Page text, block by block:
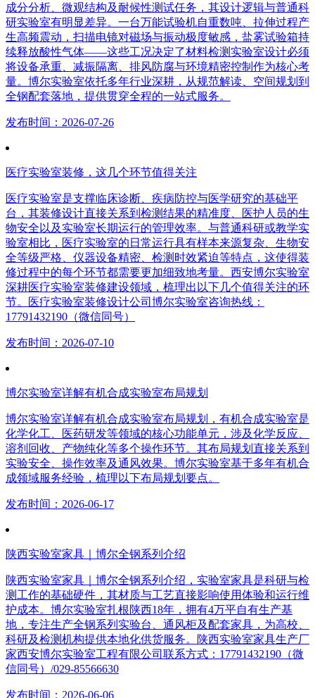
成分分析、微观结构及耐候性测试任务，其设计逻辑与普通科
研实验室有明显差异。一台万能试验机自重数吨、拉伸过程产
生高频震动，扫描电镜对磁场与振动极度敏感，盐雾试验箱持
续释放酸性气体——这些工况决定了材料检测实验室设计必须
将设备承重、减振隔离、排风防腐与环境精密控制作为核心考
量。博尔实验室依托多年行业深耕，从规范解读、空间规划到
全钢配套落地，提供贯穿全程的一站式服务。
发布时间：2026-07-26
医疗实验室装修，这几个环节值得关注
医疗实验室是支撑临床诊断、疾病防控与医学研究的基础平
台，其装修设计直接关系到检测结果的精准度、医护人员的生
物安全以及实验室长期运行的管理效率。与普通科研或教学实
验室相比，医疗实验室的日常运行具有样本来源复杂、生物安
全等级严格、仪器设备精密、检测时效紧迫等特点，这使得装
修过程中的每个环节都需要更加细致地考量。西安博尔实验室
深耕医疗实验室装修建设领域，梳理出以下几个值得关注的环
节。医疗实验室装修设计公司博尔实验室咨询热线：
17791432190（微信同号）
发布时间：2026-07-10
博尔实验室详解有机合成实验室布局规划
博尔实验室详解有机合成实验室布局规划，有机合成实验室是
化学化工、医药研发等领域的核心功能单元，涉及化学反应、
溶剂回收、产物纯化等多个操作环节。其布局规划直接关系到
实验安全、操作效率及通风效果。博尔实验室基于多年有机合
成领域服务经验，梳理以下布局规划要点。
发布时间：2026-06-17
陕西实验室家具｜博尔全钢系列介绍
陕西实验室家具｜博尔全钢系列介绍，实验室家具是科研与检
测工作的基础硬件，其材质与工艺直接影响使用体验和运行维
护成本。博尔实验室扎根陕西18年，拥有4万平自有生产基
地，专注生产全钢系列实验台、通风柜及配套家具，为高校、
科研及检测机构提供本地化供货服务。陕西实验室家具生产厂
家西安博尔实验室工程有限公司联系方式：17791432190（微
信同号）/029-85566630
发布时间：2026-06-06